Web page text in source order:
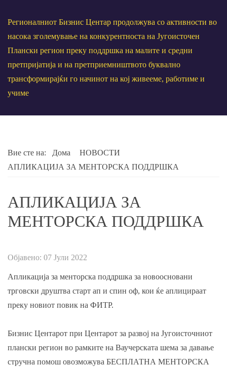
Регионалниот Бизнис Центар продолжува со активности во
насока зголемување на конкурентноста на Југоисточен
Плански регион преку поддршка на малите и средни
претпријатија и на претприемништвото буквално
трансформирајќи го начинот на кој живееме, работиме и
учиме
Вие сте на: Дома
НОВОСТИ
АПЛИКАЦИЈА ЗА МЕНТОРСКА ПОДДРШКА
АПЛИКАЦИЈА ЗА
МЕНТОРСКА ПОДДРШКА
Објавено: 07 Јули 2022
Апликација за менторска поддршка за новоосновани
трговски друштва старт ап и спин оф, кои ќе аплицираат
преку новиот повик на ФИТР.
Бизнис Центарот при Центарот за развој на Југоисточниот
плански регион во рамките на Ваучерската шема за давање
стручна помош овозможува БЕСПЛАТНА МЕНТОРСКА